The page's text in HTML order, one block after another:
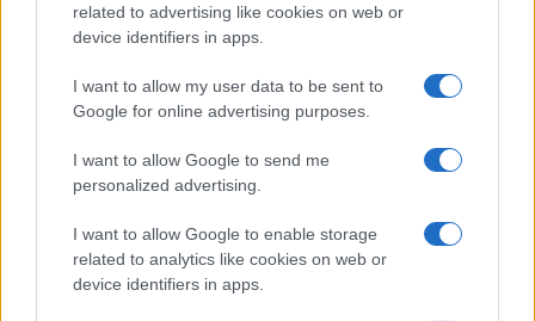
related to advertising like cookies on web or
device identifiers in apps.
I want to allow my user data to be sent to
Google for online advertising purposes.
I want to allow Google to send me
personalized advertising.
I want to allow Google to enable storage
related to analytics like cookies on web or
device identifiers in apps.